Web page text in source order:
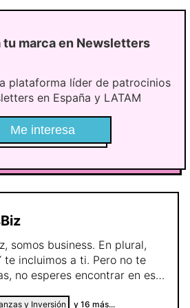
tu marca en Newsletters
plataforma líder de patrocinios
en España y LATAM
Me interesa
somos business. En plural,
te incluimos a ti. Pero no te
no esperes encontrar en este
no te la vamos a dar, y no
y Inversión y 16 más...